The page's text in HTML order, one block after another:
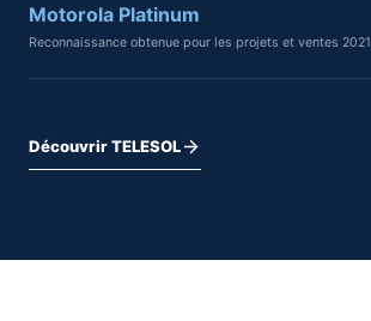
Motorola Platinum
Reconnaissance obtenue pour les projets et ventes 2021
Découvrir TELESOL